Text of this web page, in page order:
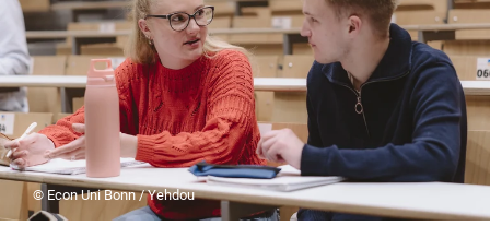
© Econ Uni Bonn / Yehdou